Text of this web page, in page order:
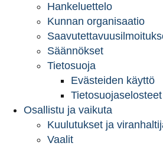
Hankeluettelo
Kunnan organisaatio
Säännökset
Tietosuoja
Evästeiden käyttö
Tietosuojaselosteet
Osallistu ja vaikuta
Kuulutukset ja
Vaalit